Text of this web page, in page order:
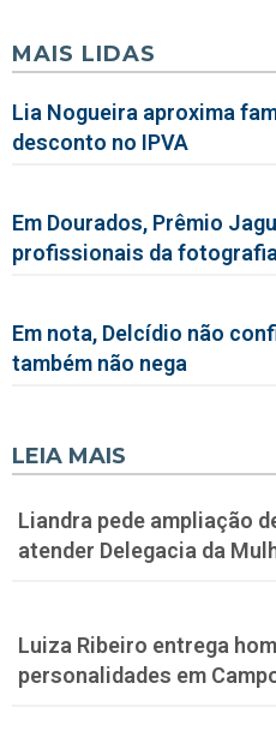
MAIS LIDAS
Lia Nogueira aproxima
desconto no IPVA
Em Dourados, Prêmio
profissionais da fotografia
Em nota, Delcídio não
também não nega
LEIA MAIS
Liandra pede ampliação
atender Delegacia da
Luiza Ribeiro entrega
personalidades em